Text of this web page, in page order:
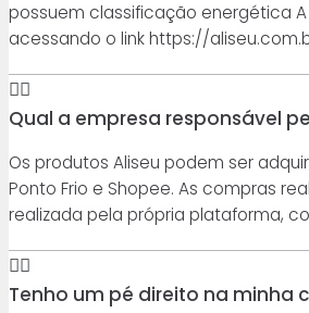
possuem classificação energética
acessando o link https://
Qual a empresa responsável
Os produtos Aliseu podem ser
Ponto Frio e Shopee. As compras
realizada pela própria plataforma,
Tenho um pé direito na minha